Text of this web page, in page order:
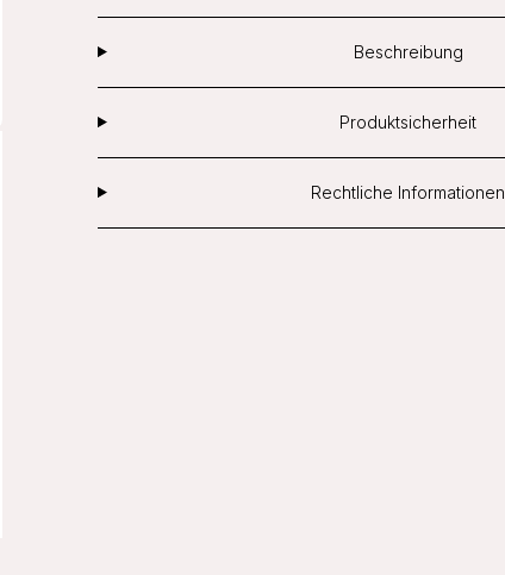
Beschreibung
Produktsicherheit
Rechtliche Informationen